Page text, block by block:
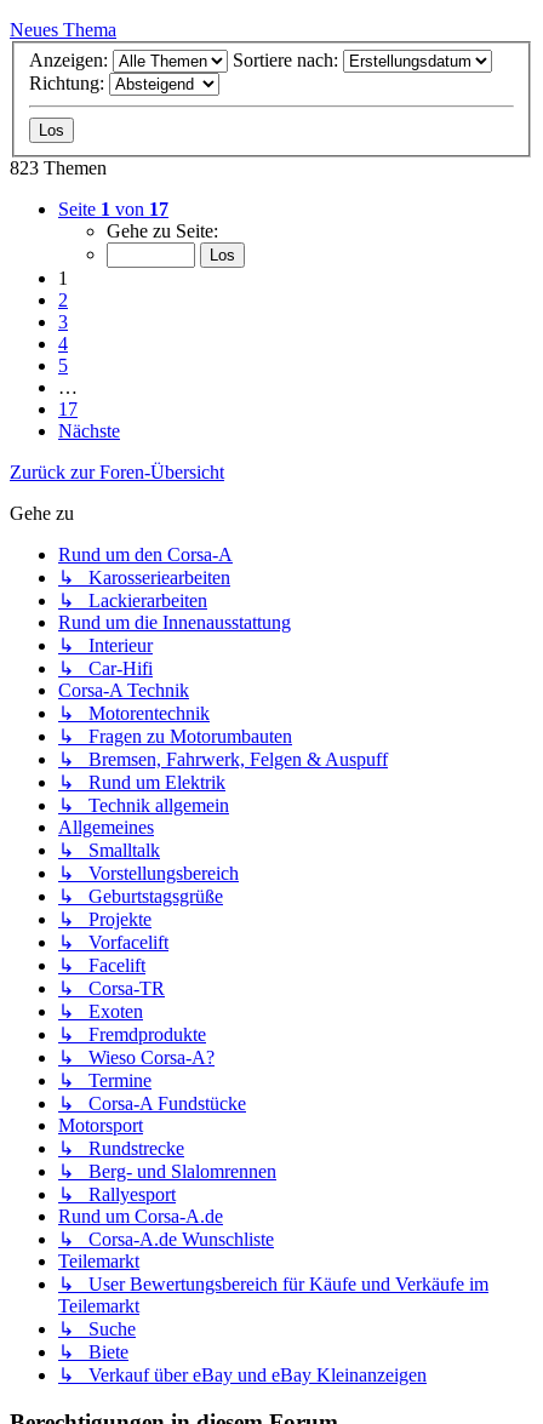
Neues Thema
Anzeigen:
Sortiere nach:
Richtung:
823 Themen
Seite 1 von 17
Gehe zu Seite:
1
2
3
4
5
…
17
Nächste
Zurück zur Foren-Übersicht
Gehe zu
Rund um den Corsa-A
↳ Karosseriearbeiten
↳ Lackierarbeiten
Rund um die Innenausstattung
↳ Interieur
↳ Car-Hifi
Corsa-A Technik
↳ Motorentechnik
↳ Fragen zu Motorumbauten
↳ Bremsen, Fahrwerk, Felgen & Auspuff
↳ Rund um Elektrik
↳ Technik allgemein
Allgemeines
↳ Smalltalk
↳ Vorstellungsbereich
↳ Geburtstagsgrüße
↳ Projekte
↳ Vorfacelift
↳ Facelift
↳ Corsa-TR
↳ Exoten
↳ Fremdprodukte
↳ Wieso Corsa-A?
↳ Termine
↳ Corsa-A Fundstücke
Motorsport
↳ Rundstrecke
↳ Berg- und Slalomrennen
↳ Rallyesport
Rund um Corsa-A.de
↳ Corsa-A.de Wunschliste
Teilemarkt
↳ User Bewertungsbereich für Käufe und Verkäufe im
Teilemarkt
↳ Suche
↳ Biete
↳ Verkauf über eBay und eBay Kleinanzeigen